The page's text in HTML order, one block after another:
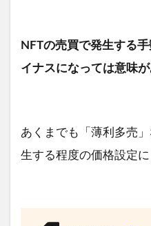
NFTの売買で発生する
イナスになっては意味が
あくまでも「薄利多売
生する程度の価格設定に